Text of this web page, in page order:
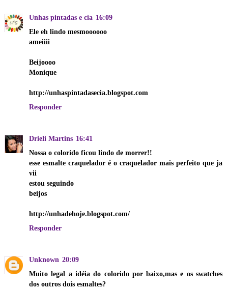
Unhas pintadas e cia 16:09
Ele eh lindo mesmoooooo
ameiiii
Beijoooo
Monique
http://unhaspintadasecia.blogspot.com
Responder
Drieli Martins 16:41
Nossa o colorido ficou lindo de morrer!!
esse esmalte craquelador é o craquelador mais perfeito que ja
vii
estou seguindo
beijos
http://unhadehoje.blogspot.com/
Responder
Unknown 20:09
Muito legal a idéia do colorido por baixo,mas e os swatches
dos outros dois esmaltes?